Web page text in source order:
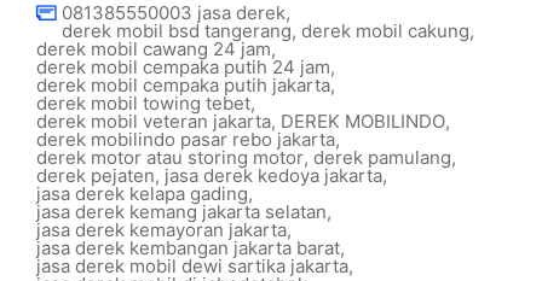
081385550003 jasa derek,
derek mobil bsd tangerang, derek mobil cakung,
derek mobil cawang 24 jam,
derek mobil cempaka putih 24 jam,
derek mobil cempaka putih jakarta,
derek mobil towing tebet,
derek mobil veteran jakarta, DEREK MOBILINDO,
derek mobilindo pasar rebo jakarta,
derek motor atau storing motor, derek pamulang,
derek pejaten, jasa derek kedoya jakarta,
jasa derek kelapa gading,
jasa derek kemang jakarta selatan,
jasa derek kemayoran jakarta,
jasa derek kembangan jakarta barat,
jasa derek mobil dewi sartika jakarta,